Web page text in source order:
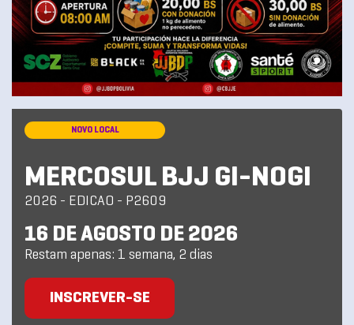
NOVO LOCAL
MERCOSUL BJJ GI-NOGI
2026 - EDICAO - P2609
16 DE AGOSTO DE 2026
Restam apenas: 1 semana, 2 dias
INSCREVER-SE